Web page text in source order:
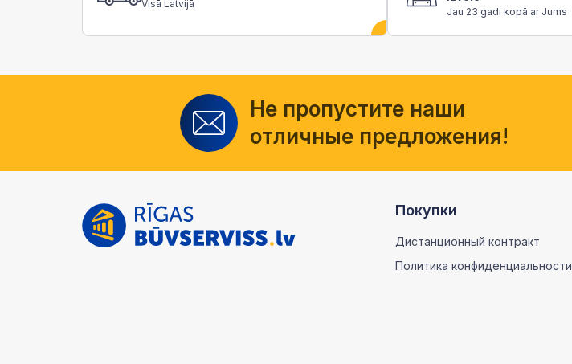
Visā Latvijā
Jau 23 gadi kopā ar Jums
Не пропустите наши
отличные предложения!
Покупки
Дистанционный контракт
Политика конфиденциальности